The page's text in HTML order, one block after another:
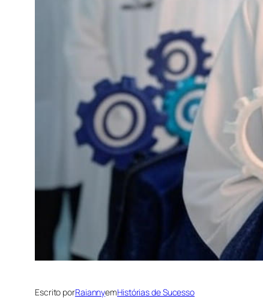
Escrito porRaiannyemHistórias de Sucesso